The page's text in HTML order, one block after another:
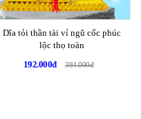
Dĩa tỏi thần tài vỉ ngũ cốc phúc
lộc thọ toàn
192.000đ
384.000đ